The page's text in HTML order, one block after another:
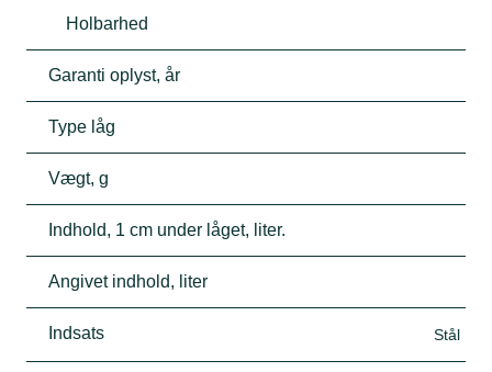
Holbarhed
Garanti oplyst, år
Type låg
Vægt, g
Indhold, 1 cm under låget, liter.
Angivet indhold, liter
Indsats Stål